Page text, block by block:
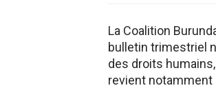
La Coalition
bulletin trimestriel
des droits
revient notamment